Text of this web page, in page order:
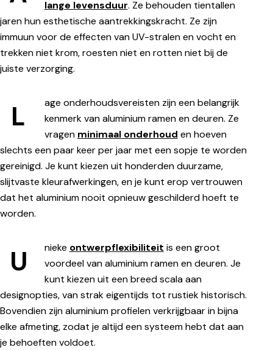
lange levensduur. Ze behouden tientallen
jaren hun esthetische aantrekkingskracht. Ze zijn
immuun voor de effecten van UV-stralen en vocht en
trekken niet krom, roesten niet en rotten niet bij de
juiste verzorging.
L
age onderhoudsvereisten zijn een belangrijk
kenmerk van aluminium ramen en deuren. Ze
vragen minimaal onderhoud en hoeven
slechts een paar keer per jaar met een sopje te worden
gereinigd. Je kunt kiezen uit honderden duurzame,
slijtvaste kleurafwerkingen, en je kunt erop vertrouwen
dat het aluminium nooit opnieuw geschilderd hoeft te
worden.
U nieke ontwerpflexibiliteit is een groot
voordeel van aluminium ramen en deuren. Je
kunt kiezen uit een breed scala aan
designopties, van strak eigentijds tot rustiek historisch.
Bovendien zijn aluminium profielen verkrijgbaar in bijna
elke afmeting, zodat je altijd een systeem hebt dat aan
je behoeften voldoet.